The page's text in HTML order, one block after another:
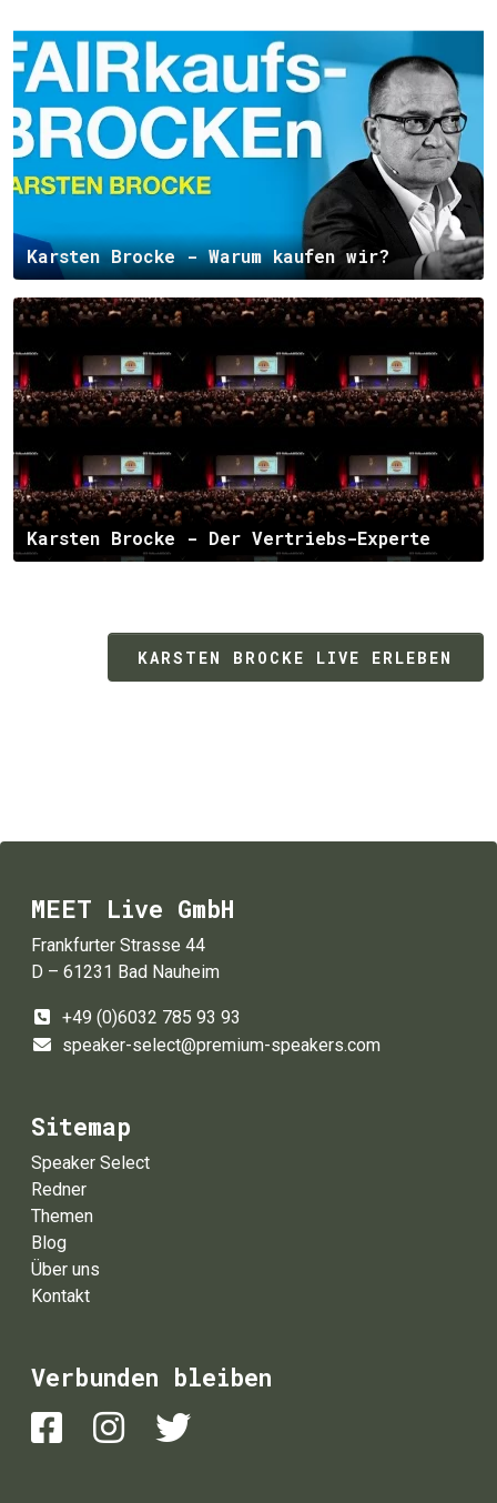
Karsten Brocke - Warum kaufen wir?
Karsten Brocke - Der Vertriebs-Experte
KARSTEN BROCKE LIVE ERLEBEN
MEET Live GmbH
Frankfurter Strasse 44
D – 61231 Bad Nauheim
+49 (0)6032 785 93 93
speaker-select@premium-speakers.com
Sitemap
Speaker Select
Redner
Themen
Blog
Über uns
Kontakt
Verbunden bleiben